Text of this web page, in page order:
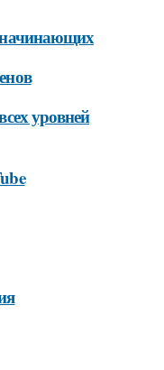
уровней